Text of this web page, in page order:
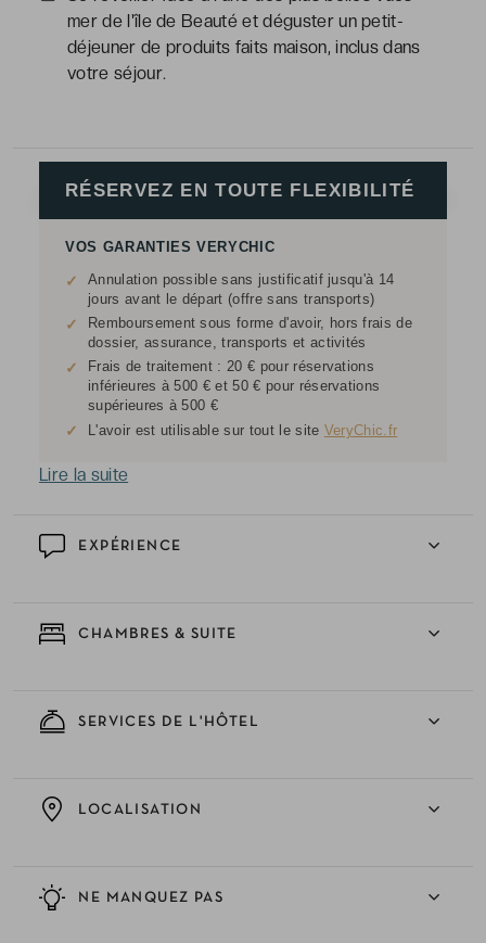
mer de l'île de Beauté et déguster un petit-
déjeuner de produits faits maison, inclus dans
votre séjour.
EXPÉRIENCE
CHAMBRES & SUITE
SERVICES DE L'HÔTEL
NE MANQUEZ PAS
LOCALISATION
RÉSERVEZ EN TOUTE FLEXIBILITÉ
VOS GARANTIES VERYCHIC
✓
Annulation possible sans justificatif jusqu'à 14
jours avant le départ (offre sans transports)
✓
Remboursement sous forme d'avoir, hors frais de
dossier, assurance, transports et activités
✓
Frais de traitement : 20 € pour réservations
inférieures à 500 € et 50 € pour réservations
supérieures à 500 €
✓ L'avoir est utilisable sur tout le site VeryChic.fr
Lire la suite